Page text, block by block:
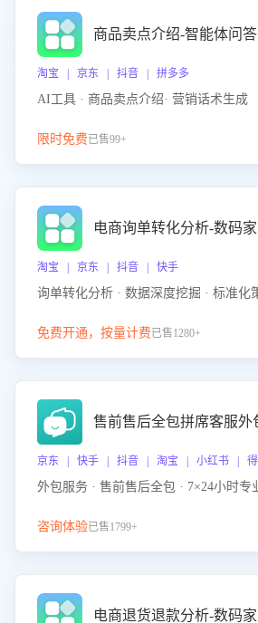
商品卖点介绍-智能体问答
淘宝 | 京东 | 抖音 | 拼多多
AI工具 · 商品卖点介绍· 营销话术生成
限时免费已售99+
电商询单转化分析-数码
淘宝 | 京东 | 抖音 | 快手
询单转化分析 · 数据深度挖掘 · 标准化
免费开通，按量计费已售1280+
售前售后全包拼席客服外
京东 | 快手 | 抖音 | 淘宝 | 小红书 | 得
外包服务 · 售前售后全包 · 7×24小时专
咨询体验已售1799+
电商退货退款分析-数码